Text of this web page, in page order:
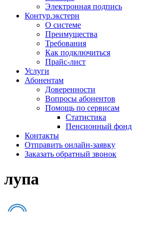
Электронная подпись
Контур.экстерн
О системе
Преимущества
Требования
Как подключиться
Прайс-лист
Услуги
Абонентам
Доверенности
Вопросы абонентов
Помощь по сервисам
Статистика
Пенсионный фонд
Контакты
Отправить онлайн-заявку
Заказать обратный звонок
лупа